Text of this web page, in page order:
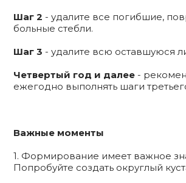
Шаг 2 - удалите все погибшие,
больные стебли.
Шаг 3 - удалите всю оставшуюся
Четвертый год и далее -
ежегодно выполнять шаги
Важные моменты
1. Формирование имеет важное
Попробуйте создать округлый